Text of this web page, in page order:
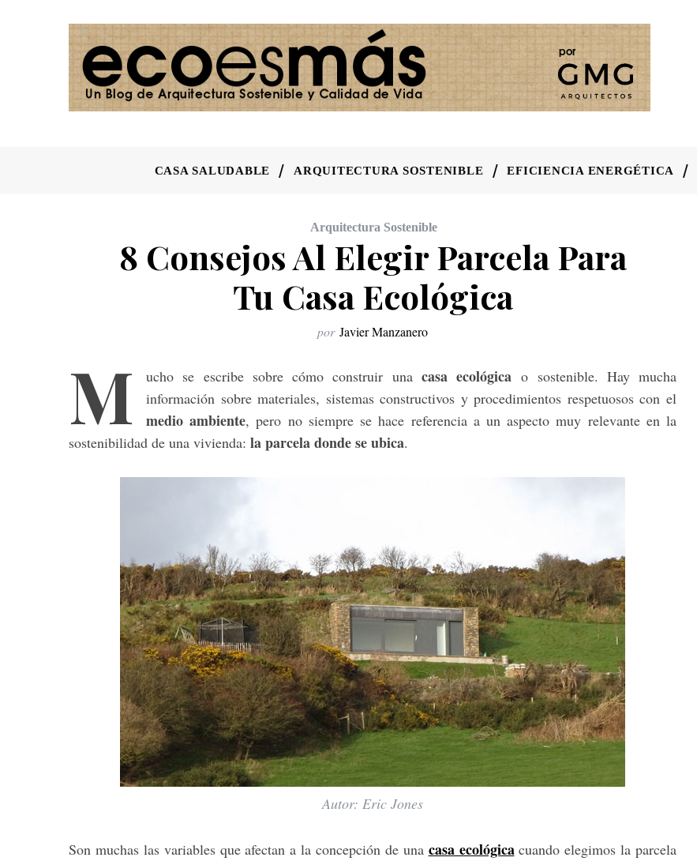
CASA SALUDABLE ARQUITECTURA SOSTENIBLE EFICIENCIA ENERGÉTICA
Arquitectura Sostenible
8 Consejos Al Elegir Parcela Para
Tu Casa Ecológica
por Javier Manzanero
M ucho se escribe sobre cómo construir una casa ecológica o sostenible. Hay mucha
información sobre materiales, sistemas constructivos y procedimientos respetuosos con el
medio ambiente, pero no siempre se hace referencia a un aspecto muy relevante en la
sostenibilidad de una vivienda: la parcela donde se ubica.
Autor: Eric Jones
Son muchas las variables que afectan a la concepción de una casa ecológicacuando elegimos la parcela